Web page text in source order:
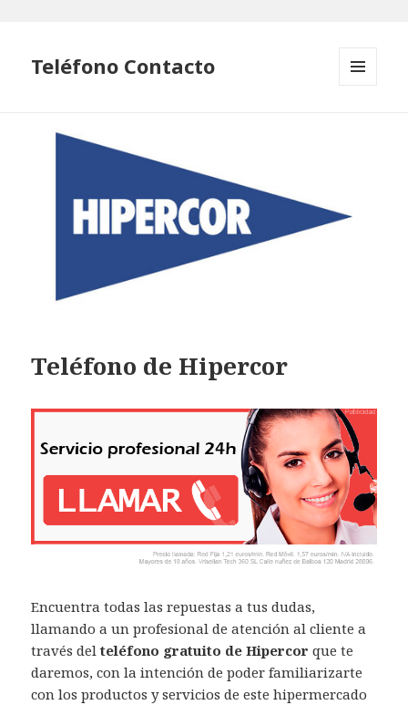
Teléfono Contacto
Teléfono de Hipercor
Encuentra todas las repuestas a tus dudas,
llamando a un profesional de atención al cliente a
través delteléfono gratuito de Hipercorque te
daremos, con la intención de poder familiarizarte
con los productos y servicios de este hipermercado